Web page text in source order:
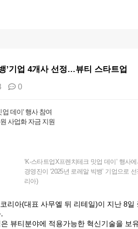
’기업 4개사 선정…뷰티 스타트업
0
데이’ 행사 참여
사업화 자금 지원
‘K-스타트업X프렌치테크 밋업 데이’ 행사
경영진이 ‘2025년 로레알 빅뱅’ 기업으로
리아)
리아(대표 사무엘 뒤 리테일)이 지난 8
뷰티분야에 적용가능한 혁신기술을 보